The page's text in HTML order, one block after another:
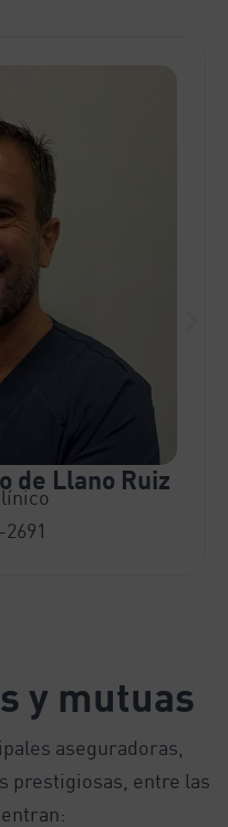
de Llano Ruiz
y mutuas
aseguradoras,
prestigiosas, entre las